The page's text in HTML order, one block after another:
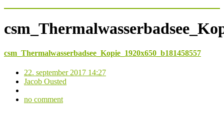
csm_Thermalwasserbadsee_Kopie_1920x650_b181458557
22. september 2017 14:27
Jacob Ousted
no comment